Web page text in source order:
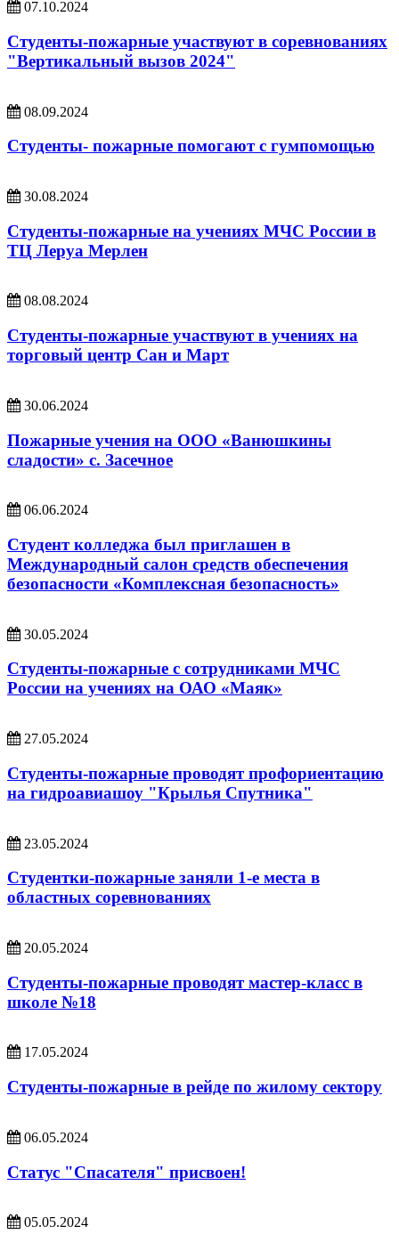
07.10.2024
Студенты-пожарные участвуют в соревнованиях
"Вертикальный вызов 2024"
08.09.2024
Студенты- пожарные помогают с гумпомощью
30.08.2024
Студенты-пожарные на учениях МЧС России в
ТЦ Леруа Мерлен
08.08.2024
Студенты-пожарные участвуют в учениях на
торговый центр Сан и Март
30.06.2024
Пожарные учения на ООО «Ванюшкины
сладости» с. Засечное
06.06.2024
Студент колледжа был приглашен в
Международный салон средств обеспечения
безопасности «Комплексная безопасность»
30.05.2024
Студенты-пожарные с сотрудниками МЧС
России на учениях на ОАО «Маяк»
27.05.2024
Студенты-пожарные проводят профориентацию
на гидроавиашоу "Крылья Спутника"
23.05.2024
Студентки-пожарные заняли 1-е места в
областных соревнованиях
20.05.2024
Студенты-пожарные проводят мастер-класс в
школе №18
17.05.2024
Студенты-пожарные в рейде по жилому сектору
06.05.2024
Статус "Спасателя" присвоен!
05.05.2024